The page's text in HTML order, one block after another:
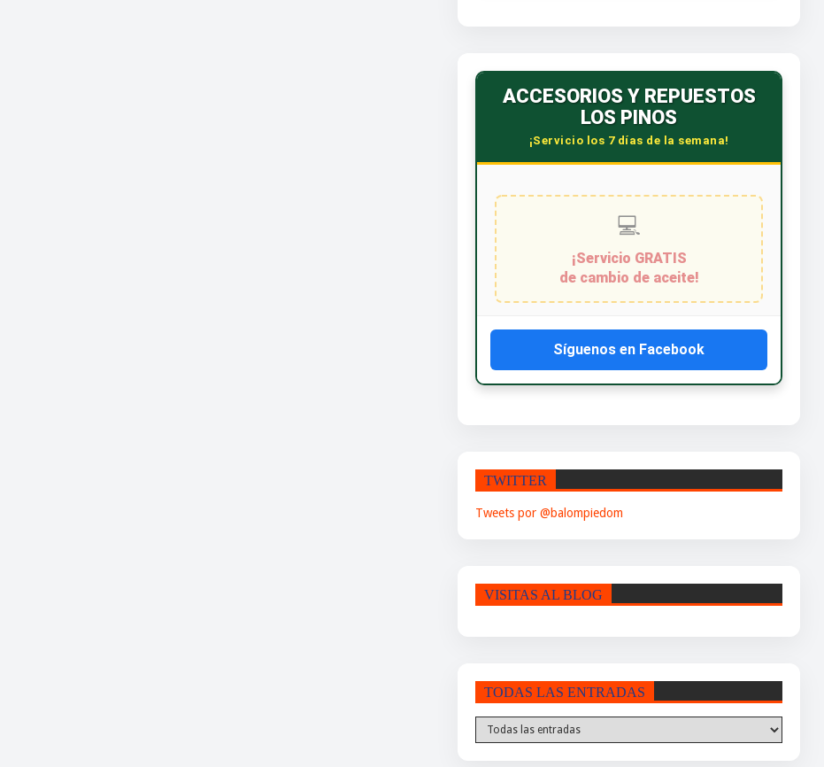
ACCESORIOS Y REPUESTOS
LOS PINOS
¡Servicio los 7 días de la semana!
💻
¡Servicio GRATIS
de cambio de aceite!
Síguenos en Facebook
TWITTER
Tweets por @balompiedom
VISITAS AL BLOG
TODAS LAS ENTRADAS